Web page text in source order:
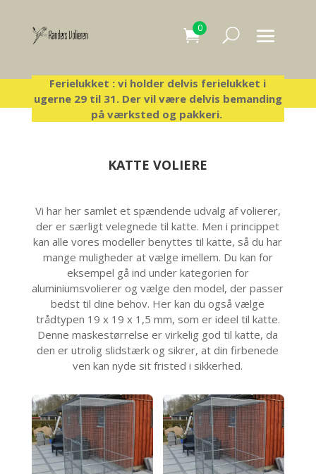
0
Ferielukket : vi holder delvis ferielukket i
ugerne 29 til 31. Der vil være delvis bemanding
på værksted og pakkeri.
Hjem Komplette Voliere/ Katte voliere
KATTE VOLIERE
Vi har her samlet et spændende udvalg af volierer,
der er særligt velegnede til katte. Men i princippet
kan alle vores modeller benyttes til katte, så du har
mange muligheder at vælge imellem. Du kan for
eksempel gå ind under kategorien for
aluminiumsvolierer og vælge den model, der passer
bedst til dine behov. Her kan du også vælge
trådtypen 19 x 19 x 1,5 mm, som er ideel til katte.
Denne maskestørrelse er virkelig god til katte, da
den er utrolig slidstærk og sikrer, at din firbenede
ven kan nyde sit fristed i sikkerhed.